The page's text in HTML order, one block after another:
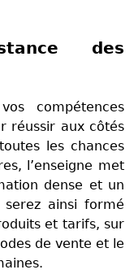
des
compétences
réussir aux côtés
les chances
l’enseigne met
dense et un
serez ainsi formé
et tarifs, sur
de vente et le